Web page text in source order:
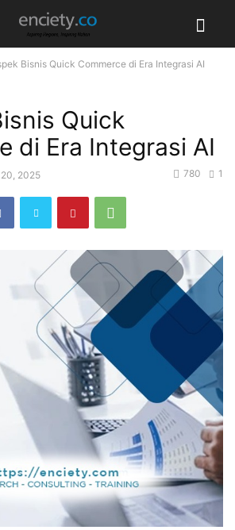
Bisnis Quick Commerce di Era Integrasi AI
Quick
di Era Integrasi AI
2025 1
780